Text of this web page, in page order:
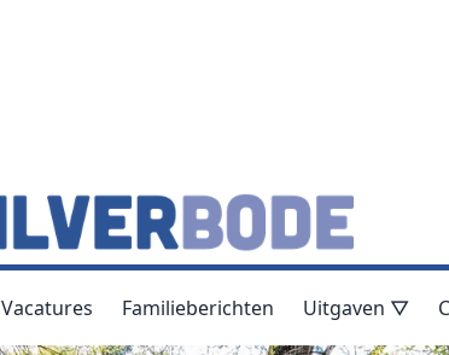
Vacatures Familieberichten Uitgaven ▽